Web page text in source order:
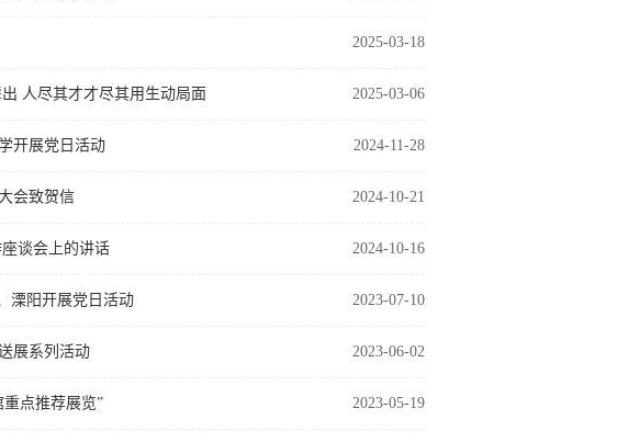
2025-03-18
2025-03-06
人尽其才才尽其用生动局面
2024-11-28
开展党日活动
2024-10-21
会致贺信
2024-10-16
谈会上的讲话
2023-07-10
溧阳开展党日活动
2023-06-02
展系列活动
2023-05-19
点推荐展览”